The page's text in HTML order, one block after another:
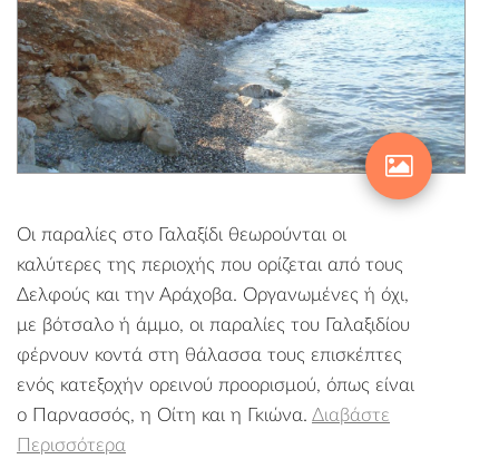
Οι παραλίες στο Γαλαξίδι θεωρούνται οι
καλύτερες της περιοχής που ορίζεται από τους
Δελφούς και την Αράχοβα. Οργανωμένες ή όχι,
με βότσαλο ή άμμο, οι παραλίες του Γαλαξιδίου
φέρνουν κοντά στη θάλασσα τους επισκέπτες
ενός κατεξοχήν ορεινού προορισμού, όπως είναι
ο Παρνασσός, η Οίτη και η Γκιώνα. Διαβάστε
Περισσότερα